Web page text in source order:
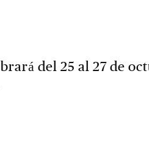
del 25 al 27 de